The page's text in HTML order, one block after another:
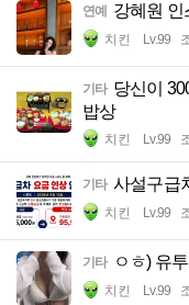
연예 강혜원 인
치킨 Lv.99
기타 당신이
밥상
치킨 Lv.99
기타 사설구급
치킨 Lv.99
기타 ㅇㅎ) 유
치킨 Lv.99